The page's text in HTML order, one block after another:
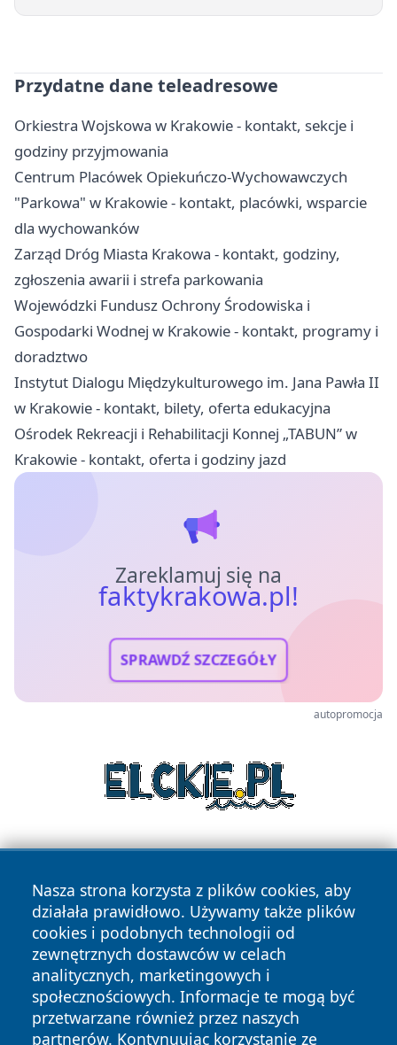
Przydatne dane teleadresowe
Orkiestra Wojskowa w Krakowie - kontakt, sekcje i
godziny przyjmowania
Centrum Placówek Opiekuńczo-Wychowawczych
"Parkowa" w Krakowie - kontakt, placówki, wsparcie
dla wychowanków
Zarząd Dróg Miasta Krakowa - kontakt, godziny,
zgłoszenia awarii i strefa parkowania
Wojewódzki Fundusz Ochrony Środowiska i
Gospodarki Wodnej w Krakowie - kontakt, programy i
doradztwo
Instytut Dialogu Międzykulturowego im. Jana Pawła II
w Krakowie - kontakt, bilety, oferta edukacyjna
Ośrodek Rekreacji i Rehabilitacji Konnej „TABUN” w
Krakowie - kontakt, oferta i godziny jazd
Zareklamuj się na
faktykrakowa.pl!
SPRAWDŹ SZCZEGÓŁY
autopromocja
Nasza strona korzysta z plików cookies, aby
działała prawidłowo. Używamy także plików
cookies i podobnych technologii od
zewnętrznych dostawców w celach
analitycznych, marketingowych i
społecznościowych. Informacje te mogą być
przetwarzane również przez naszych
partnerów. Kontynuując korzystanie ze
Copyright © 2026 faktykrakowa.pl Wszystkie prawa
zastrzeżone.
Polityka Polityka